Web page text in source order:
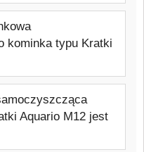
Aquario
mm.
kominka typu Kratki
Aquario M12 jest